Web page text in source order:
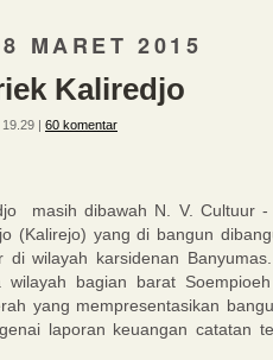
MARET 2015
Kaliredjo
| 60 komentar
masih dibawah N. V. Cultuur -
(Kalirejo) yang di bangun
di wilayah karsidenan
wilayah bagian barat
yang mempresentasikan
laporan keuangan catatan